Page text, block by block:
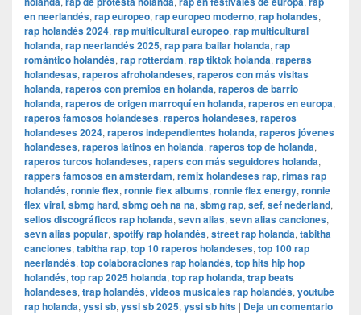
en neerlandés, rap europeo, rap europeo moderno, rap holandes,
rap holandés 2024, rap multicultural europeo, rap multicultural
holanda, rap neerlandés 2025, rap para bailar holanda, rap
romántico holandés, rap rotterdam, rap tiktok holanda, raperas
holandesas, raperos afroholandeses, raperos con más visitas
holanda, raperos con premios en holanda, raperos de barrio
holanda, raperos de origen marroquí en holanda, raperos en europa,
raperos famosos holandeses, raperos holandeses, raperos
holandeses 2024, raperos independientes holanda, raperos jóvenes
holandeses, raperos latinos en holanda, raperos top de holanda,
raperos turcos holandeses, rapers con más seguidores holanda,
rappers famosos en amsterdam, remix holandeses rap, rimas rap
holandés, ronnie flex, ronnie flex albums, ronnie flex energy, ronnie
flex viral, sbmg hard, sbmg oeh na na, sbmg rap, sef, sef nederland,
sellos discográficos rap holanda, sevn alias, sevn alias canciones,
sevn alias popular, spotify rap holandés, street rap holanda, tabitha
canciones, tabitha rap, top 10 raperos holandeses, top 100 rap
neerlandés, top colaboraciones rap holandés, top hits hip hop
holandés, top rap 2025 holanda, top rap holanda, trap beats
holandeses, trap holandés, videos musicales rap holandés, youtube
rap holanda, yssi sb, yssi sb 2025, yssi sb hits | Deja un comentario